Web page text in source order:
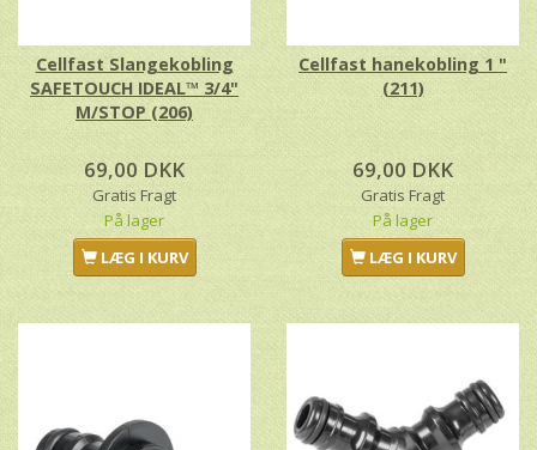
Cellfast Slangekobling
SAFETOUCH IDEAL™ 3/4"
M/STOP (206)
69,00 DKK
Gratis Fragt
På lager
LÆG I KURV
Cellfast hanekobling 1 "
(211)
69,00 DKK
Gratis Fragt
På lager
LÆG I KURV